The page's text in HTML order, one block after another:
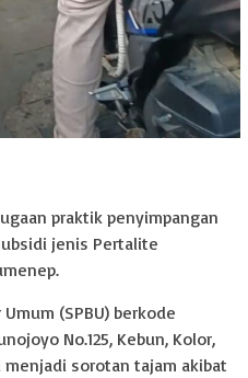
praktik penyimpangan
jenis Pertalite
(SPBU) berkode
No.125, Kebun, Kolor,
menjadi sorotan tajam akibat